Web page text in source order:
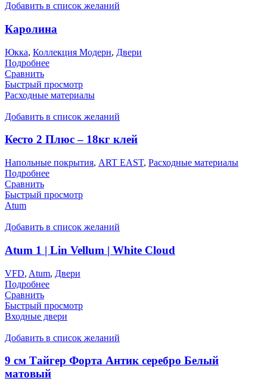
Добавить в список желаний
Каролина
Юкка, Коллекция Модерн, Двери
Подробнее
Сравнить
Быстрый просмотр
Расходные материалы
Добавить в список желаний
Кесто 2 Плюс – 18кг клей
Напольные покрытия, ART EAST, Расходные материалы
Подробнее
Сравнить
Быстрый просмотр
Atum
Добавить в список желаний
Atum 1 | Lin Vellum | White Cloud
VFD, Atum, Двери
Подробнее
Сравнить
Быстрый просмотр
Входные двери
Добавить в список желаний
9 см Тайгер Форта Антик серебро Белый
матовый